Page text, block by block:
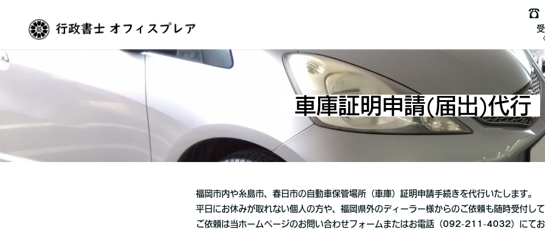
☎
車庫証明申請(届出)代行
福岡市内や糸島市、春日市の自動車保管場所（車庫）証明申請手続きを代行いたします。
平日にお休みが取れない個人の方や、福岡県外のディーラー様からのご依頼も随時受付し
ご依頼は当ホームページのお問い合わせフォームまたはお電話（092-211-4032）にて